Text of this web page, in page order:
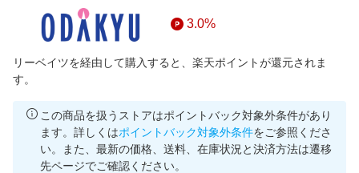
3.0%
リーベイツを経由して購入すると、楽天ポイントが還元されま
す。
この商品を扱うストアはポイントバック対象外条件があり
ます。詳しくはポイントバック対象外条件をご参照くださ
い。また、最新の価格、送料、在庫状況と決済方法は遷移
先ページでご確認ください。